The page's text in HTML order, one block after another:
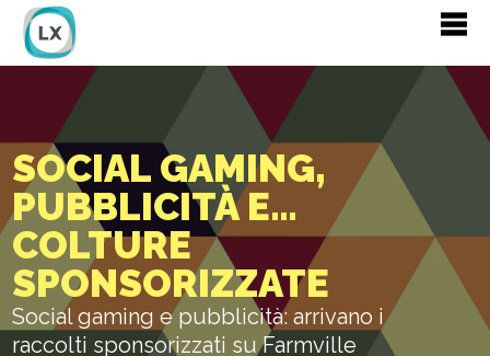
SOCIAL GAMING,
PUBBLICITÀ E…
COLTURE
SPONSORIZZATE
Social gaming e pubblicità: arrivano i
raccolti sponsorizzati su Farmville